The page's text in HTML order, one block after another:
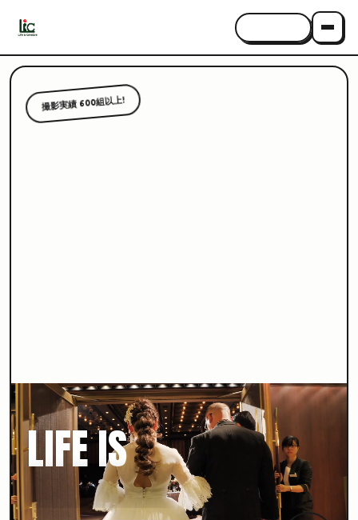
撮影実績 600組以上!
LIFE IS
CREATIVE